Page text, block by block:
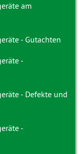
am
- Gutachten
-
- Defekte und
-